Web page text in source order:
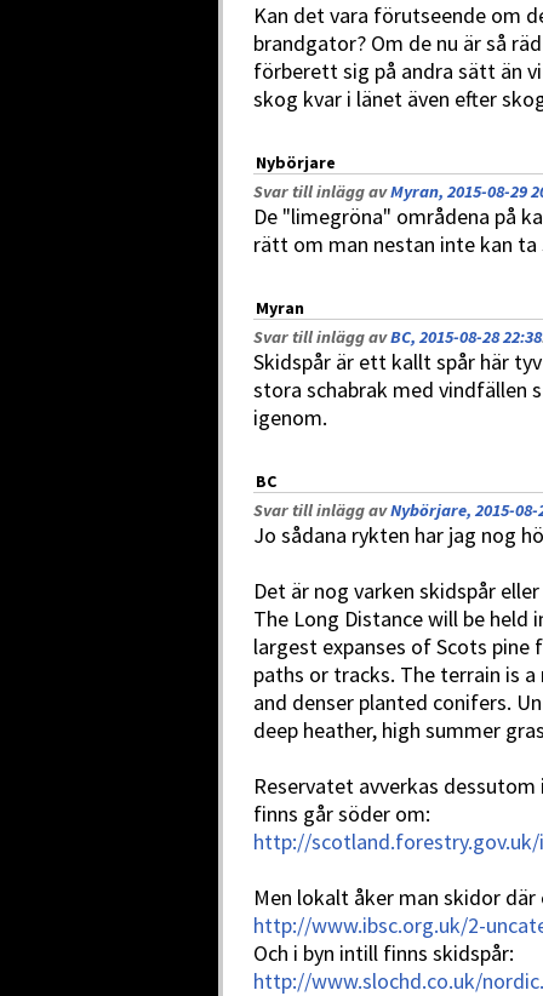
Kan det vara förutseende om
brandgator? Om de nu är så
förberett sig på andra sätt än
skog kvar i länet även efter
Nybörjare
Svar till inlägg avMyran, 2015-08-29
De "limegröna" områdena på
rätt om man nestan inte kan
Myran
Svar till inlägg avBC, 2015-08-28 22:38
Skidspår är ett kallt spår här
stora schabrak med
igenom.
BC
Svar till inlägg avNybörjare, 2015-08-
Jo sådana rykten har jag nog
Det är nog varken skidspår
The Long Distance will be held
largest expanses of Scots
paths or tracks. The terrain is
and denser planted conifers.
deep heather, high summer
Reservatet avverkas
finns går söder om:
http://
Men lokalt åker man skidor
http://www.ibsc.org.uk/2-
Och i byn intill finns skidspår:
http://www.slochd.co.uk/